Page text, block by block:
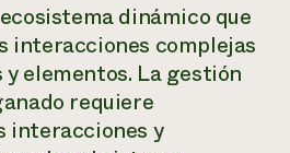
dinámico que
interacciones complejas
elementos. La gestión
requiere
interacciones y